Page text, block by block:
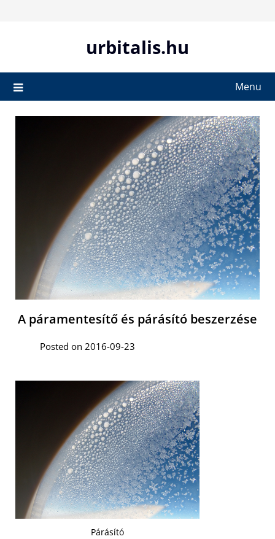
urbitalis.hu
Menu
A páramentesítő és párásító beszerzése
Posted on 2016-09-23
Párásító